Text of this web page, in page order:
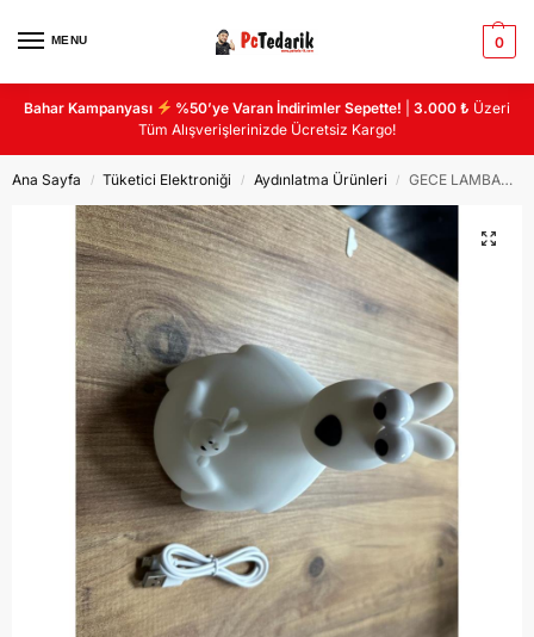
MENU 0
Bahar Kampanyası %50’ye Varan İndirimler Sepette! |3.000 ₺ Üzeri
Tüm Alışverişlerinizde Ücretsiz Kargo!
Ana Sayfa / Tüketici Elektroniği / Aydınlatma Ürünleri / GECE LAMBASI KANGURU DOKUNMATİK